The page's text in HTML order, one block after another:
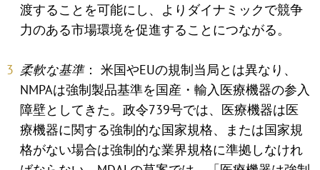
渡することを可能にし、よりダイナミックで競争
力のある市場環境を促進することにつながる。
柔軟な基準： 米国やEUの規制当局とは異なり、
NMPAは強制製品基準を国産・輸入医療機器の参入
障壁としてきた。政令739号では、医療機器は医
療機器に関する強制的な国家規格、または国家規
格がない場合は強制的な業界規格に準拠しなけれ